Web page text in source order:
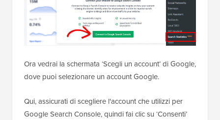
Ora vedrai la schermata ‘Scegli un account’ di Google,
dove puoi selezionare un account Google.
Qui, assicurati di scegliere l'account che utilizzi per
Google Search Console, quindi fai clic su ‘Consenti’